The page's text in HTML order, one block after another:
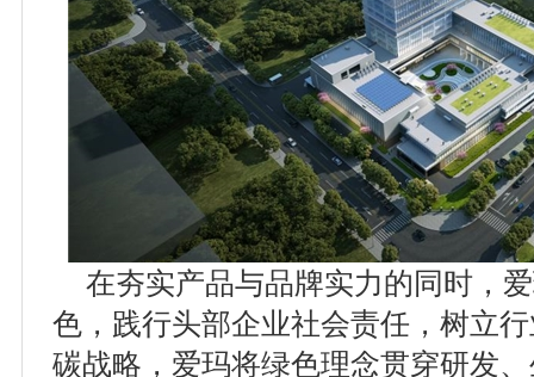
在夯实产品与品牌实力的同时，
色，践行头部企业社会责任，树立
碳战略，爱玛将绿色理念贯穿研发